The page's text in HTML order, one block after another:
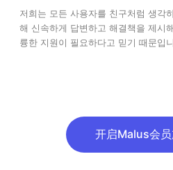
저희는 모든 사용자를 친구처럼 생각
해 신속하게 답변하고 해결책을 제시
륭한 지원이 필요하다고 믿기 때문입
开启Malus会